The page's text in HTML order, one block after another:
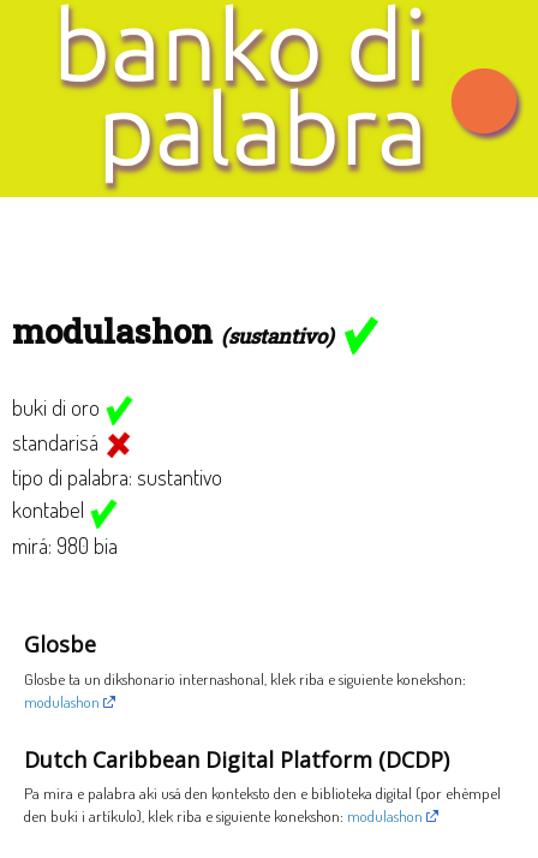
modulashon (sustantivo)
buki di oro
standarisá
tipo di palabra: sustantivo
kontabel
mirá: 980 bia
Glosbe
Glosbe ta un dikshonario internashonal, klek riba e siguiente konekshon:
modulashon
Dutch Caribbean Digital Platform (DCDP)
Pa mira e palabra aki usá den konteksto den e biblioteka digital (por ehèmpel
den buki i artíkulo), klek riba e siguiente konekshon: modulashon